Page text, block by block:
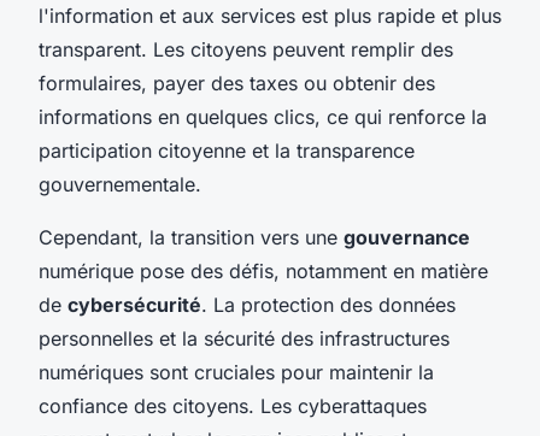
l'information et aux services est plus rapide et plus
transparent. Les citoyens peuvent remplir des
formulaires, payer des taxes ou obtenir des
informations en quelques clics, ce qui renforce la
participation citoyenne et la transparence
gouvernementale.
Cependant, la transition vers une gouvernance
numérique pose des défis, notamment en matière
de cybersécurité. La protection des données
personnelles et la sécurité des infrastructures
numériques sont cruciales pour maintenir la
confiance des citoyens. Les cyberattaques